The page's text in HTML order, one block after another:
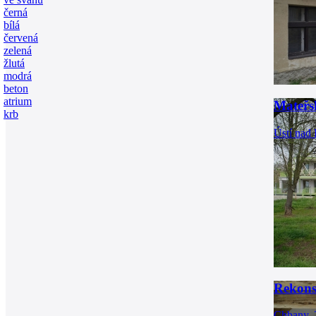
černá
bílá
červená
zelená
žlutá
modrá
beton
atrium
krb
Ústí nad